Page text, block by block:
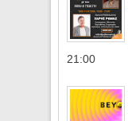
21:00